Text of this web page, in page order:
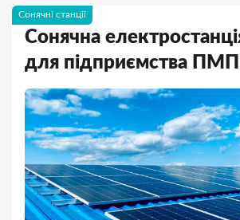
Сонячні станції
Сонячна
для підприємства